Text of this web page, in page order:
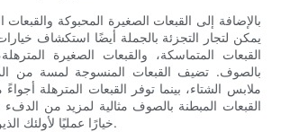
بالإضافة إلى القبعات الصغيرة المحبوكة
يمكن لتجار التجزئة بالجملة أيضًا استكشاف
القبعات المتماسكة، والقبعات الصغيرة
بالصوف. تضيف القبعات المنسوجة لمسة من
ملابس الشتاء، بينما توفر القبعات المترهلة
القبعات المبطنة بالصوف مثالية لمزيد من الدفء
خيارًا عمليًا لأولئك الذين يتحدون برد الشتاء.